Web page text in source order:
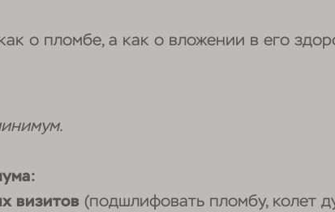
о пломбе, а как о вложении в его
визитов (подшлифовать пломбу, колет